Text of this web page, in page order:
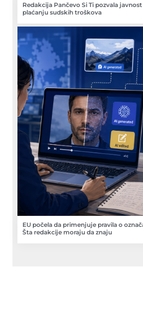
Redakcija Pančevo Si Ti pozvala
plaćanju sudskih troškova
EU počela da primenjuje pravila o
Šta redakcije moraju da znaju